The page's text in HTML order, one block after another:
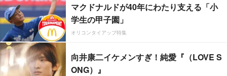
マクドナルドが40年にわたり支える「小
学生の甲子園」
オリコンタイアップ特集
向井康二イケメンすぎ！純愛『（LOVE S
ONG）』